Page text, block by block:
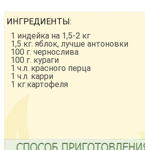
ИНГРЕДИЕНТЫ:
1 индейка на 1,5-2 кг
1,5 кг. яблок, лучше антоновки
100 г. чернослива
100 г. кураги
1 ч.л. красного перца
1 ч.л. карри
1 кг.картофеля